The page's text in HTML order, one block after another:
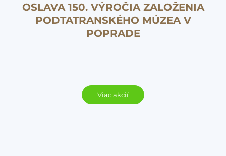
OSLAVA 150. VÝROČIA ZALOŽENIA
PODTATRANSKÉHO MÚZEA V
POPRADE
Viac akcií